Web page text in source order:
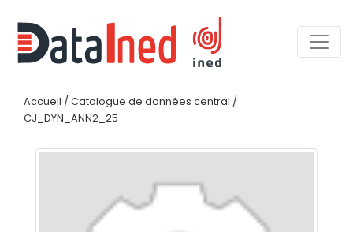
Accueil / Catalogue de données central /
CJ_DYN_ANN2_25